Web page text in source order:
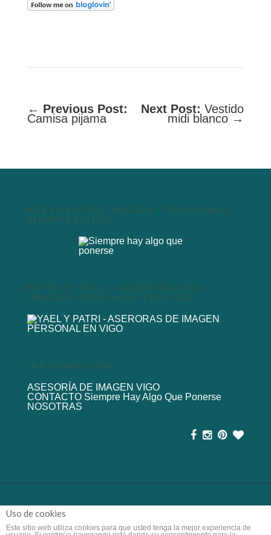
Next Post: Vestido
midi blanco →
← Previous Post:
Camisa pijama
ASESORÍA DE IMAGEN – PERSONAL
SHOPPER VIGO
PATRI Y YAEL – ASERORAS DE
IMAGEN PERSONAL EN VIGO
INFORMACIÓN
ASESORÍA DE IMAGEN VIGO
CONTACTO Siempre Hay Algo Que Ponerse
NOSOTRAS
© 2014siemprehayalgoqueponerse.com
Diseñado por
Uso de cookies
Este sitio web utiliza cookies para que usted tenga la mejor experiencia de